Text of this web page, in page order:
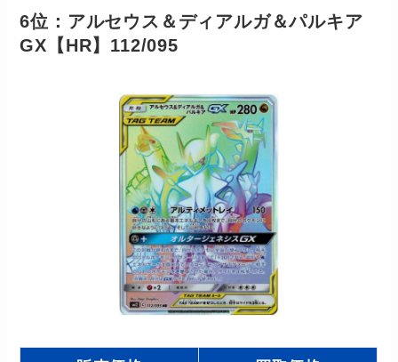
6位：アルセウス＆ディアルガ＆パルキア
GX【HR】112/095